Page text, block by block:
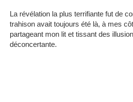
La révélation la plus terrifiante fut de
trahison avait toujours été là, à mes
partageant mon lit et tissant des
déconcertante.